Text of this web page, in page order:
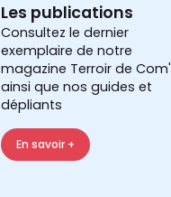
Les publications
Consultez le dernier
exemplaire de notre
magazine Terroir de Com'
ainsi que nos guides et
dépliants
En savoir +